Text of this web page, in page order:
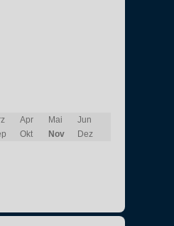
Apr Mai
Jun
Okt Nov
Dez